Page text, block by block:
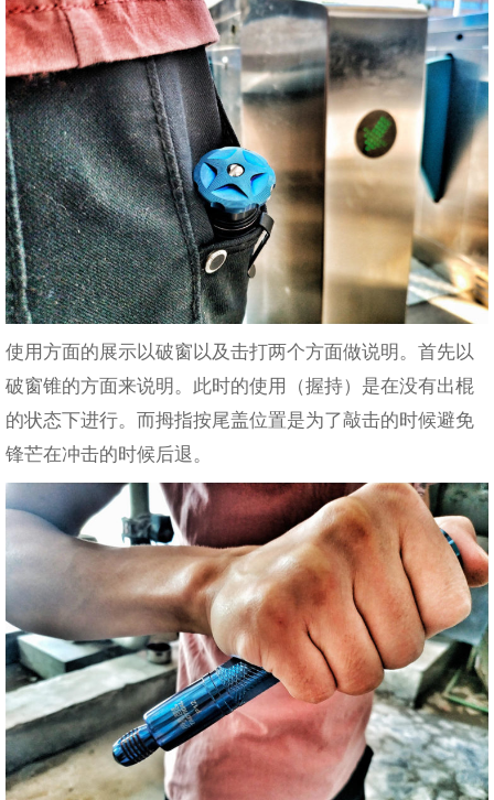
使用方面的展示以破窗以及击打两个方面做说明。首先以
破窗锥的方面来说明。此时的使用（握持）是在没有出棍
的状态下进行。而拇指按尾盖位置是为了敲击的时候避免
锋芒在冲击的时候后退。